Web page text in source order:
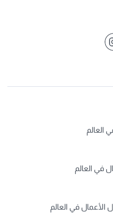
في العالم
الأعمال في العالم